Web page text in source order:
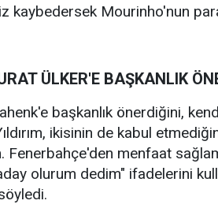
kaybedersek Mourinho'nun
ÜLKER'E BAŞKANLIK
başkanlık önerdiğini,
ikisinin de kabul
Fenerbahçe'den menfaat
olurum dedim" ifadelerini